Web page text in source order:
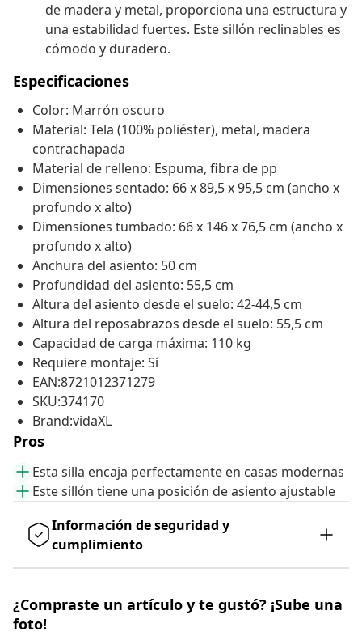
de madera y metal, proporciona una estructura y
una estabilidad fuertes. Este sillón reclinables es
cómodo y duradero.
Especificaciones
Color: Marrón oscuro
Material: Tela (100% poliéster), metal, madera
contrachapada
Material de relleno: Espuma, fibra de pp
Dimensiones sentado: 66 x 89,5 x 95,5 cm (ancho x
profundo x alto)
Dimensiones tumbado: 66 x 146 x 76,5 cm (ancho x
profundo x alto)
Anchura del asiento: 50 cm
Profundidad del asiento: 55,5 cm
Altura del asiento desde el suelo: 42-44,5 cm
Altura del reposabrazos desde el suelo: 55,5 cm
Capacidad de carga máxima: 110 kg
Requiere montaje: Sí
EAN:8721012371279
SKU:374170
Brand:vidaXL
Pros
Esta silla encaja perfectamente en casas modernas
Este sillón tiene una posición de asiento ajustable
Información de seguridad y
cumplimiento
¿Compraste un artículo y te gustó? ¡Sube una
foto!